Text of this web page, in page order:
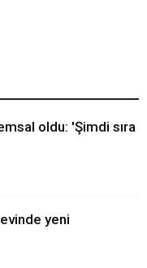
oldu: 'Şimdi sıra
yeni